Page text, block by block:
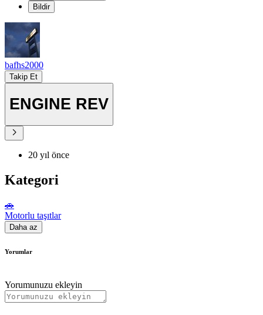
Bildir
bafhs2000
Takip Et
ENGINE REV
20 yıl önce
Kategori
🚗
Motorlu taşıtlar
Daha az
Yorumlar
Yorumunuzu ekleyin